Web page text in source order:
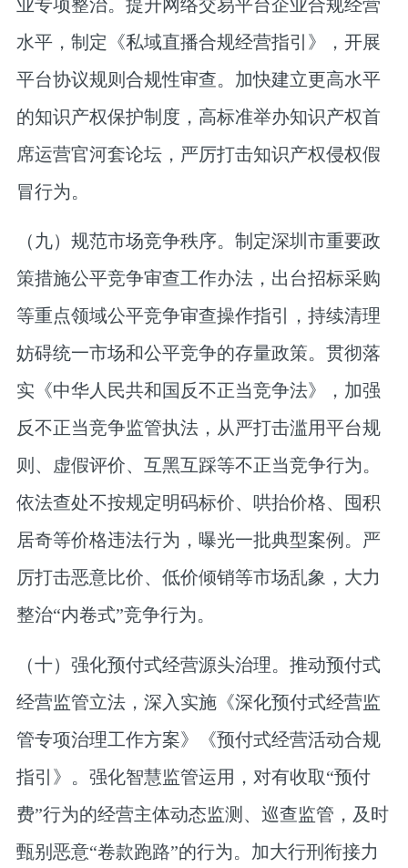
业专项整治。提升网络交易平台企业合规经营
水平，制定《私域直播合规经营指引》，开展
平台协议规则合规性审查。加快建立更高水平
的知识产权保护制度，高标准举办知识产权首
席运营官河套论坛，严厉打击知识产权侵权假
冒行为。
（九）规范市场竞争秩序。 制定深圳市重要政
策措施公平竞争审查工作办法，出台招标采购
等重点领域公平竞争审查操作指引，持续清理
妨碍统一市场和公平竞争的存量政策。贯彻落
实《中华人民共和国反不正当竞争法》，加强
反不正当竞争监管执法，从严打击滥用平台规
则、虚假评价、互黑互踩等不正当竞争行为。
依法查处不按规定明码标价、哄抬价格、囤积
居奇等价格违法行为，曝光一批典型案例。严
厉打击恶意比价、低价倾销等市场乱象，大力
整治“内卷式”竞争行为。
（十）强化预付式经营源头治理。 推动预付式
经营监管立法，深入实施《深化预付式经营监
管专项治理工作方案》《预付式经营活动合规
指引》。强化智慧监管运用，对有收取“预付
费”行为的经营主体动态监测、巡查监管，及时
甄别恶意“卷款跑路”的行为。加大行刑衔接力